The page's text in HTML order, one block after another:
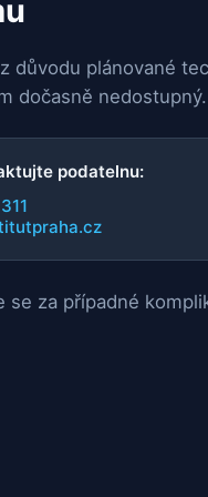
důvodu plánované
dočasně nedostupný.
podatelnu:
se za případné